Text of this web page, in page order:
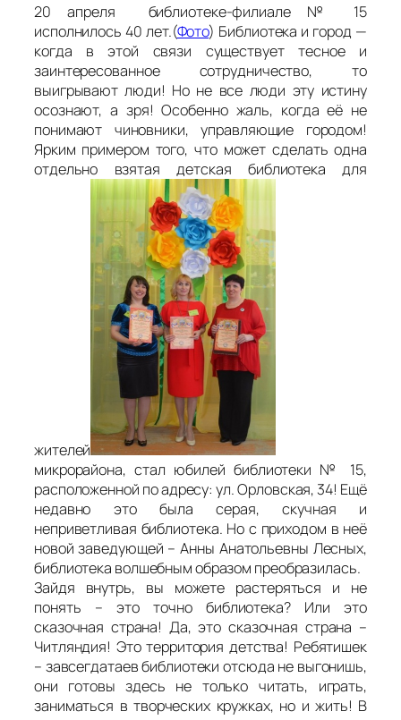
20 апреля библиотеке-филиале № 15
исполнилось 40 лет.(Фото) Библиотека и город —
когда в этой связи существует тесное и
заинтересованное сотрудничество, то
выигрывают люди! Но не все люди эту истину
осознают, а зря! Особенно жаль, когда её не
понимают чиновники, управляющие городом!
Ярким примером того, что может сделать одна
отдельно взятая детская библиотека для
жителей
микрорайона, стал юбилей библиотеки № 15,
расположенной по адресу: ул. Орловская, 34! Ещё
недавно это была серая, скучная и
неприветливая библиотека. Но с приходом в неё
новой заведующей – Анны Анатольевны Лесных,
библиотека волшебным образом преобразилась.
Зайдя внутрь, вы можете растеряться и не
понять – это точно библиотека? Или это
сказочная страна! Да, это сказочная страна –
Читляндия! Это территория детства! Ребятишек
– завсегдатаев библиотеки отсюда не выгонишь,
они готовы здесь не только читать, играть,
заниматься в творческих кружках, но и жить! В